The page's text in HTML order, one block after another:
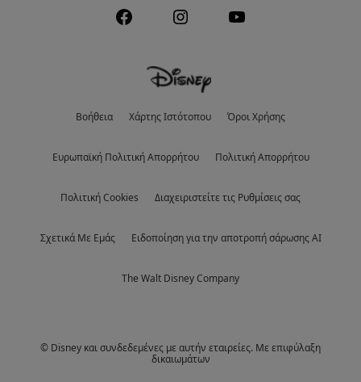
Βοήθεια Χάρτης Ιστότοπου Όροι Χρήσης
Eυρωπαϊκή Πολιτική Απορρήτου Πολιτική Απορρήτου
Πολιτική Cookies Διαχειριστείτε τις Ρυθμίσεις σας
Σχετικά Με Εμάς Ειδοποίηση για την αποτροπή σάρωσης AI
The Walt Disney Company
© Disney και συνδεδεμένες με αυτήν εταιρείες. Με επιφύλαξη
δικαιωμάτων